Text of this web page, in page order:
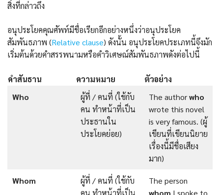
สิ่งที่กล่าวถึง
อนุประโยคคุณศัพท์มีชื่อเรียกอีกอย่างหนึ่งว่าอนุประโยค
สัมพันธภาพ (Relative clause) ดังนั้น อนุประโยคประเภทนี้จึงมัก
เริ่มต้นด้วยคำสรรพนามหรือคำวิเศษณ์สัมพันธภาพดังต่อไปนี้
คำสันธาน ความหมาย
ตัวอย่าง
Who
ผู้ที่ / คนที่ (ใช้กับ
คน ทำหน้าที่เป็น
ประธานใน
ประโยคย่อย)
The authorwho
wrote this novel
is very famous. (ผู้
เขียนที่เขียนนิยาย
เรื่องนี้มีชื่อเสียง
มาก)
Whom
ผู้ที่ / คนที่ (ใช้กับ
คน ทำหน้าที่เป็น
The person
whom I spoke to